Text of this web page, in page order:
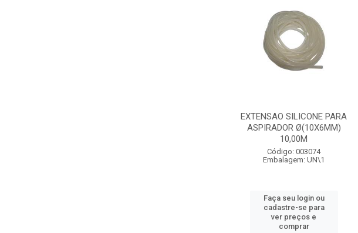
EXTENSAO SILICONE PARA
ASPIRADOR Ø(10X6MM)
10,00M
Código: 003074
Embalagem: UN\1
Faça seu login ou
cadastre-se para
ver preços e
comprar